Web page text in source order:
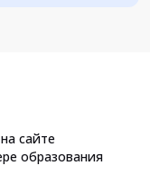
сайте
образования